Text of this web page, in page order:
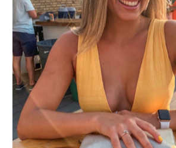
Plane to Champagne
Travel Vloggers